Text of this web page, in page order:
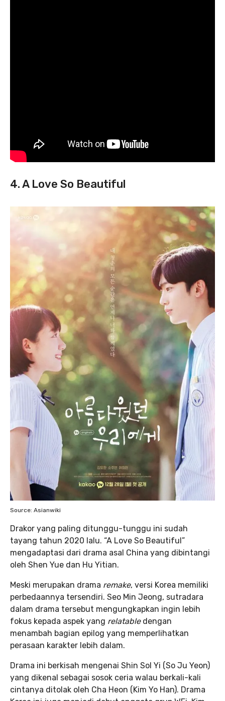
4. A Love So Beautiful
Source: Asianwiki
Drakor yang paling ditunggu-tunggu ini sudah
tayang tahun 2020 lalu. “A Love So Beautiful”
mengadaptasi dari drama asal China yang dibintangi
oleh Shen Yue dan Hu Yitian.
Meski merupakan drama remake, versi Korea memiliki
perbedaannya tersendiri. Seo Min Jeong, sutradara
dalam drama tersebut mengungkapkan ingin lebih
fokus kepada aspek yang relatabledengan
menambah bagian epilog yang memperlihatkan
perasaan karakter lebih dalam.
Drama ini berkisah mengenai Shin Sol Yi (So Ju Yeon)
yang dikenal sebagai sosok ceria walau berkali-kali
cintanya ditolak oleh Cha Heon (Kim Yo Han). Drama